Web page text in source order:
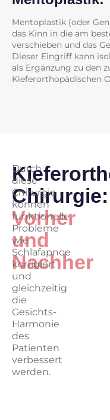
Mentoplastik (oder
das Kinn in die am
verschieben und das
Dieser Eingriff kann
als Ergänzung zu den
Kieferorthopädischen
Chirurgie:
Vorher
und
Nachher
Durch
diese
Chirurgie
können
funktionelle
Probleme
wie
Schlafapnoe
korrigiert
und
gleichzeitig
die
Gesichts-
Harmonie
des
Patienten
verbessert
werden.